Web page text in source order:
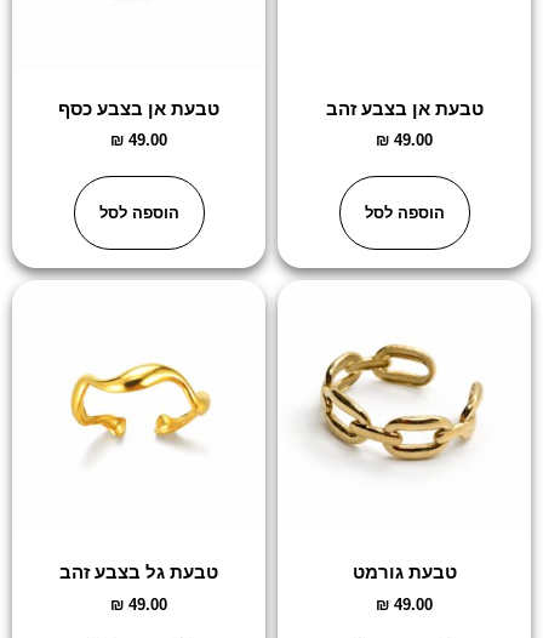
טבעת אן בצבע זהב
₪ 49.00
הוספה לסל
טבעת אן בצבע כסף
₪ 49.00
הוספה לסל
טבעת גורמט
₪ 49.00
טבעת גל בצבע זהב
₪ 49.00